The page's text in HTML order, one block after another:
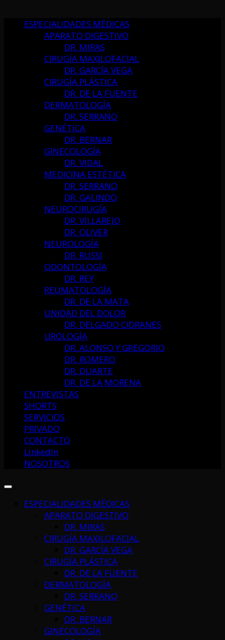
ESPECIALIDADES MÉDICAS
APARATO DIGESTIVO
DR. MIRAS
CIRUGÍA MAXILOFACIAL
DR. GARCÍA VEGA
CIRUGÍA PLÁSTICA
DR. DE LA FUENTE
DERMATOLOGÍA
DR. SERRANO
GENÉTICA
DR. BERNAR
GINECOLOGÍA
DR. VIDAL
MEDICINA ESTÉTICA
DR. SERRANO
DR. GALINDO
NEUROCIRUGÍA
DR. VILLAREJO
DR. OLIVER
NEUROLOGÍA
DR. RUSSI
ODONTOLOGÍA
DR. REY
REUMATOLOGÍA
DR. DE LA MATA
UNIDAD DEL DOLOR
DR. DELGADO CIDRANES
UROLOGÍA
DR. ALONSO Y GREGORIO
DR. ROMERO
DR. DUARTE
DR. DE LA MORENA
ENTREVISTAS
SHORTS
SERVICIOS
PRIVADO
CONTACTO
LinkedIn
NOSOTROS
ESPECIALIDADES MÉDICAS
APARATO DIGESTIVO
DR. MIRAS
CIRUGÍA MAXILOFACIAL
DR. GARCÍA VEGA
CIRUGÍA PLÁSTICA
DR. DE LA FUENTE
DERMATOLOGÍA
DR. SERRANO
GENÉTICA
DR. BERNAR
GINECOLOGÍA